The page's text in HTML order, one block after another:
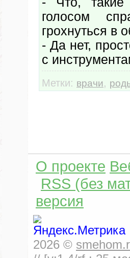
голосом
грохнуться в
- Да нет,
с
Метки: врачи,
О проекте
RSS (без
версия
2026 ©